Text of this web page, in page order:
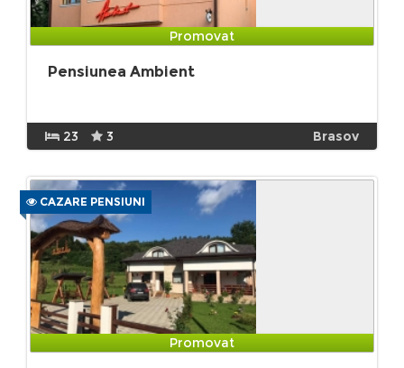
Promovat
Pensiunea Ambient
23 3 Brasov
CAZARE PENSIUNI
Promovat